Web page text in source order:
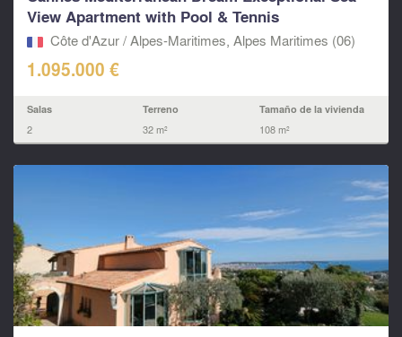
View Apartment with Pool & Tennis
Côte d'Azur / Alpes-Maritimes, Alpes Maritimes (06)
1.095.000 €
Salas
2
Terreno
32 m²
Tamaño de la vivienda
108 m²